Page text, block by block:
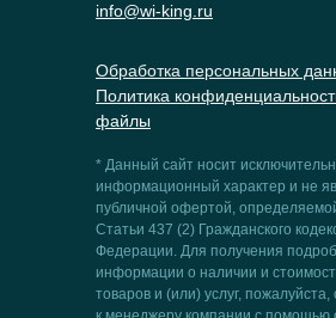
* Данный сайт носит
информационный характер и не
публичной офертой,
Статьи 437 (2) Гражданского
Федерации. Для получения
информации о наличии и
товаров и (или) услуг,
info@wi-king.ru
Обработка персональных
Политика
файлы